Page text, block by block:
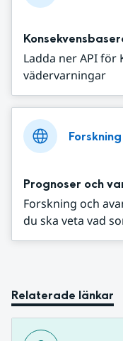
Ladda ner API för
vädervarningar
Prognoser och
Forskning och
du ska veta vad
Relaterade länkar